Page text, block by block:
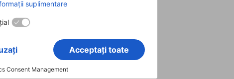
filtrele